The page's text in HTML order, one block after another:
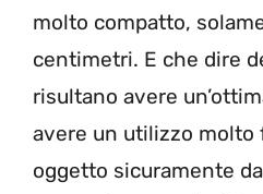
molto compatto,
centimetri. E che dire
risultano avere
avere un utilizzo molto
oggetto sicuramente